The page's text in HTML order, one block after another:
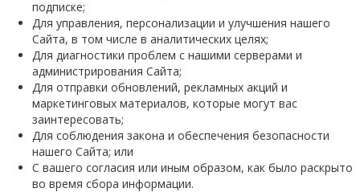
подписке;
Для управления, персонализации и улучшения нашего
Сайта, в том числе в аналитических целях;
Для диагностики проблем с нашими серверами и
администрирования Сайта;
Для отправки обновлений, рекламных акций и
маркетинговых материалов, которые могут вас
заинтересовать;
Для соблюдения закона и обеспечения безопасности
нашего Сайта; или
С вашего согласия или иным образом, как было раскрыто
во время сбора информации.